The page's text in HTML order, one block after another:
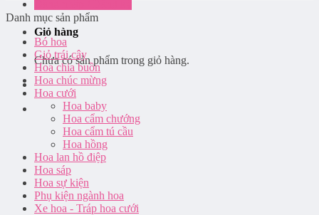
Giỏ hàng
Chưa có sản phẩm trong giỏ hàng.
Danh mục sản phẩm
Bó hoa
Giỏ trái cây
Hoa chia buồn
Hoa chúc mừng
Hoa cưới
Hoa baby
Hoa cẩm chướng
Hoa cẩm tú cầu
Hoa hồng
Hoa lan hồ điệp
Hoa sáp
Hoa sự kiện
Phụ kiện ngành hoa
Xe hoa - Tráp hoa cưới